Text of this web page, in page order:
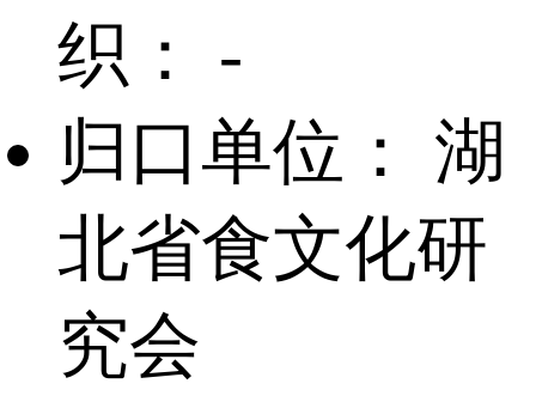
织： -
归口单位：
湖
北省食文化研
究会